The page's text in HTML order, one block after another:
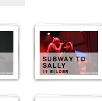
SUBWAY TO
SALLY
15 BILDER